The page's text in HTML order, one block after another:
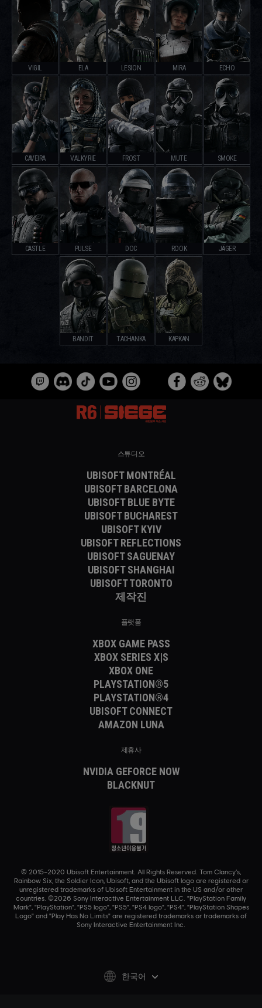
VIGIL ELA LESION MIRA ECHO
CAVEIRA VALKYRIE FROST MUTE SMOKE
CASTLE PULSE DOC ROOK JÄGER
BANDIT TACHANKA KAPKAN
스튜디오
UBISOFT MONTRÉAL
UBISOFT BARCELONA
UBISOFT BLUE BYTE
UBISOFT BUCHAREST
UBISOFT KYIV
UBISOFT REFLECTIONS
UBISOFT SAGUENAY
UBISOFT SHANGHAI
UBISOFT TORONTO
제작진
플랫폼
XBOX GAME PASS
XBOX SERIES X|S
XBOX ONE
PLAYSTATION®5
PLAYSTATION®4
UBISOFT CONNECT
AMAZON LUNA
제휴사
NVIDIA GEFORCE NOW
BLACKNUT
© 2015–2020 Ubisoft Entertainment. All Rights Reserved. Tom Clancy’s,
Rainbow Six, the Soldier Icon, Ubisoft, and the Ubisoft logo are registered or
unregistered trademarks of Ubisoft Entertainment in the US and/or other
countries. ©2026 Sony Interactive Entertainment LLC. "PlayStation Family
Mark", "PlayStation", "PS5 logo", "PS5", "PS4 logo", "PS4", "PlayStation Shapes
Logo" and "Play Has No Limits" are registered trademarks or trademarks of
Sony Interactive Entertainment Inc.
한국어